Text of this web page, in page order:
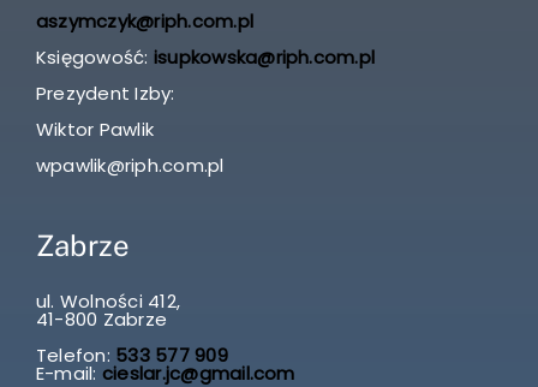
aszymczyk@riph.com.pl
Księgowość: isupkowska@riph.com.pl
Prezydent Izby:
Wiktor Pawlik
wpawlik@riph.com.pl
Zabrze
ul. Wolności 412,
41-800 Zabrze
Telefon: 533 577 909
E-mail: cieslar.jc@gmail.com